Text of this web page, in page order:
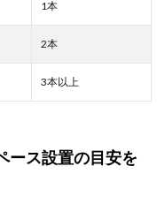
1本
2本
3本以上
ース設置の目安を